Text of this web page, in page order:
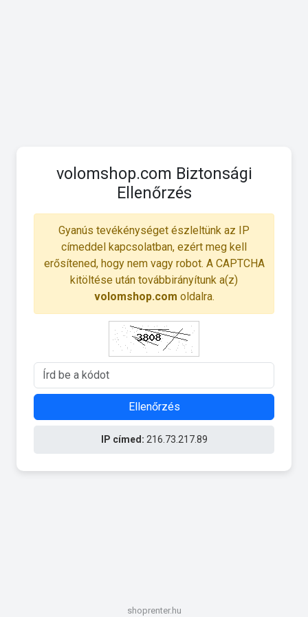
volomshop.com Biztonsági
Ellenőrzés
Gyanús tevékénységet észleltünk az IP
címeddel kapcsolatban, ezért meg kell
erősítened, hogy nem vagy robot. A CAPTCHA
kitöltése után továbbirányítunk a(z)
volomshop.com oldalra.
Ellenőrzés
IP címed: 216.73.217.89
shoprenter.hu